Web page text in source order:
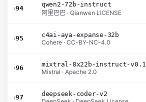
›94
qwen2-72b-instruct
阿里巴巴 · Qianwen LICENSE
›95
c4ai-aya-expanse-32b
Cohere · CC-BY-NC-4.0
›96
mixtral-8x22b-instruct-v0.1
Mistral · Apache 2.0
›97
deepseek-coder-v2